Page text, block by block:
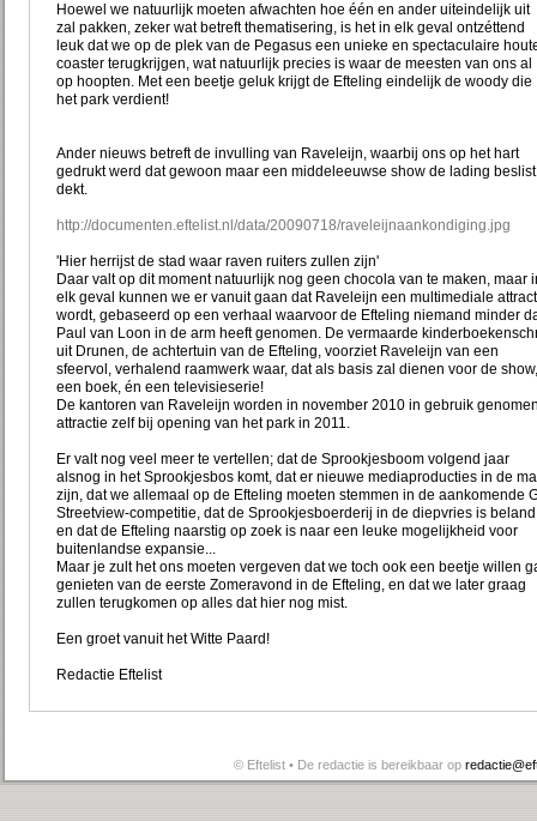
Hoewel we natuurlijk moeten afwachten hoe één en ander uiteindelijk uit
zal pakken, zeker wat betreft thematisering, is het in elk geval ontzéttend
leuk dat we op de plek van de Pegasus een unieke en spectaculaire
coaster terugkrijgen, wat natuurlijk precies is waar de meesten van ons al
op hoopten. Met een beetje geluk krijgt de Efteling eindelijk de woody die
het park verdient!
Ander nieuws betreft de invulling van Raveleijn, waarbij ons op het hart
gedrukt werd dat gewoon maar een middeleeuwse show de lading
dekt.
http://documenten.eftelist.nl/data/20090718/raveleijnaankondiging.jpg
'Hier herrijst de stad waar raven ruiters zullen zijn'
Daar valt op dit moment natuurlijk nog geen chocola van te maken, maar
elk geval kunnen we er vanuit gaan dat Raveleijn een multimediale
wordt, gebaseerd op een verhaal waarvoor de Efteling niemand minder
Paul van Loon in de arm heeft genomen. De vermaarde
uit Drunen, de achtertuin van de Efteling, voorziet Raveleijn van een
sfeervol, verhalend raamwerk waar, dat als basis zal dienen voor de show,
een boek, én een televisieserie!
De kantoren van Raveleijn worden in november 2010 in gebruik
attractie zelf bij opening van het park in 2011.
Er valt nog veel meer te vertellen; dat de Sprookjesboom volgend jaar
alsnog in het Sprookjesbos komt, dat er nieuwe mediaproducties in de
zijn, dat we allemaal op de Efteling moeten stemmen in de aankomende
Streetview-competitie, dat de Sprookjesboerderij in de diepvries is
en dat de Efteling naarstig op zoek is naar een leuke mogelijkheid voor
buitenlandse expansie...
Maar je zult het ons moeten vergeven dat we toch ook een beetje willen
genieten van de eerste Zomeravond in de Efteling, en dat we later graag
zullen terugkomen op alles dat hier nog mist.
Een groet vanuit het Witte Paard!
Redactie Eftelist
© Eftelist • De redactie is bereikbaar op